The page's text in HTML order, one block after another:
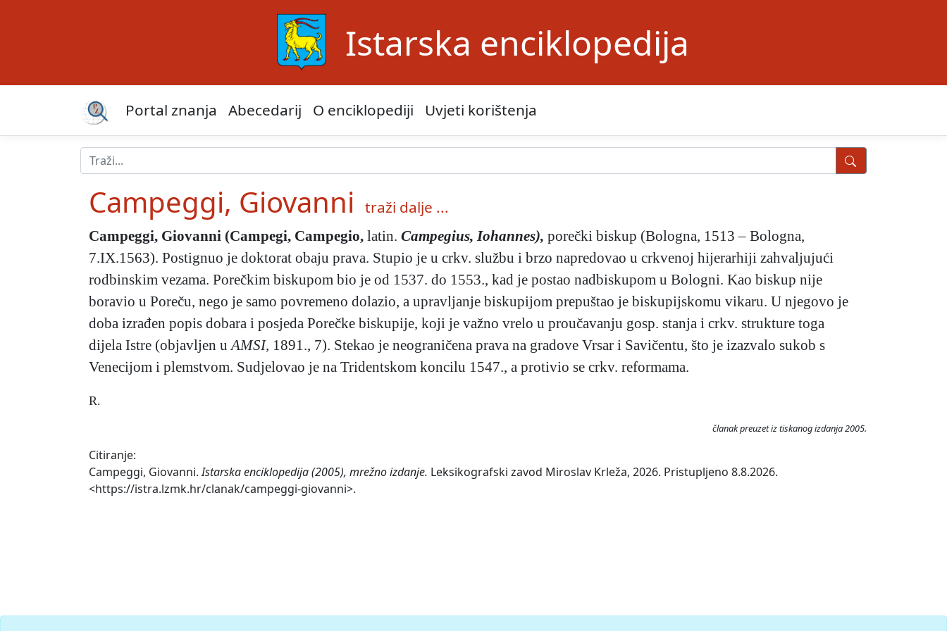
Istarska enciklopedija
Portal znanja Abecedarij O enciklopediji Uvjeti korištenja
Campeggi, Giovanni traži dalje ...
Campeggi, Giovanni (Campegi, Campegio, latin. Campegius, Iohannes), porečki biskup (Bologna, 1513 – Bologna,
7.IX.1563). Postignuo je doktorat obaju prava. Stupio je u crkv. službu i brzo napredovao u crkvenoj hijerarhiji zahvaljujući
rodbinskim vezama. Porečkim biskupom bio je od 1537. do 1553., kad je postao nadbiskupom u Bologni. Kao biskup nije
boravio u Poreču, nego je samo povremeno dolazio, a upravljanje biskupijom prepuštao je biskupijskomu vikaru. U njegovo je
doba izrađen popis dobara i posjeda Porečke biskupije, koji je važno vrelo u proučavanju gosp. stanja i crkv. strukture toga
dijela Istre (objavljen u AMSI, 1891., 7). Stekao je neograničena prava na gradove Vrsar i Savičentu, što je izazvalo sukob s
Venecijom i plemstvom. Sudjelovao je na Tridentskom koncilu 1547., a protivio se crkv. reformama.
R.
članak preuzet iz tiskanog izdanja 2005.
Citiranje:
Campeggi, Giovanni.Istarska enciklopedija (2005), mrežno izdanje. Leksikografski zavod Miroslav Krleža, 2026. Pristupljeno 8.8.2026.
<https://istra.lzmk.hr/clanak/campeggi-giovanni>.